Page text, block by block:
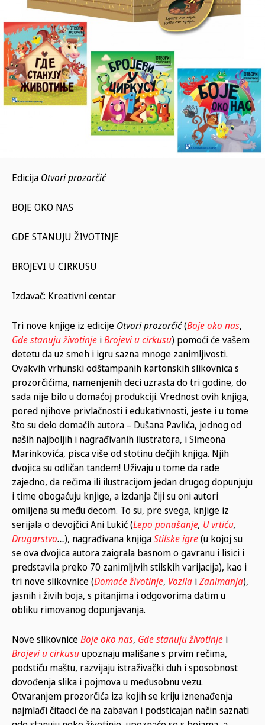
Edicija Otvori prozorčić
BOJE OKO NAS
GDE STANUJU ŽIVOTINJE
BROJEVI U CIRKUSU
Izdavač: Kreativni centar
Tri nove knjige iz edicije Otvori prozorčić(Boje oko nas,
Gde stanuju životinje iBrojevi u cirkusu) pomoći će vašem
detetu da uz smeh i igru sazna mnoge zanimljivosti.
Ovakvih vrhunski odštampanih kartonskih slikovnica s
prozorčićima, namenjenih deci uzrasta do tri godine, do
sada nije bilo u domaćoj produkciji. Vrednost ovih knjiga,
pored njihove privlačnosti i edukativnosti, jeste i u tome
što su delo domaćih autora – Dušana Pavlića, jednog od
naših najboljih i nagrađivanih ilustratora, i Simeona
Marinkovića, pisca više od stotinu dečjih knjiga. Njih
dvojica su odličan tandem! Uživaju u tome da rade
zajedno, da rečima ili ilustracijom jedan drugog dopunjuju
i time obogaćuju knjige, a izdanja čiji su oni autori
omiljena su među decom. To su, pre svega, knjige iz
serijala o devojčici Ani Lukić (Lepo ponašanje, U vrtiću,
Drugarstvo…), nagrađivana knjigaStilske igre(u kojoj su
se ova dvojica autora zaigrala basnom o gavranu i lisici i
predstavila preko 70 zanimljivih stilskih varijacija), kao i
tri nove slikovnice (Domaće životinje, Vozila iZanimanja),
jasnih i živih boja, s pitanjima i odgovorima datim u
obliku rimovanog dopunjavanja.
Nove slikovniceBoje oko nas, Gde stanuju životinje i
Brojevi u cirkusuupoznaju mališane s prvim rečima,
podstiču maštu, razvijaju istraživački duh i sposobnost
dovođenja slika i pojmova u međusobnu vezu.
Otvaranjem prozorčića iza kojih se kriju iznenađenja
najmlađi čitaoci će na zabavan i podsticajan način saznati